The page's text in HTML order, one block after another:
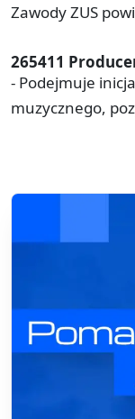
Zawody ZUS
265411
- Podejmuje
muzycznego,